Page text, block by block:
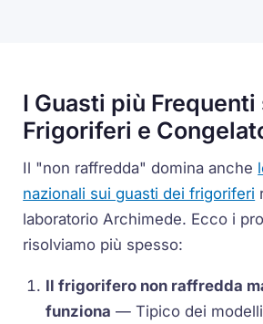
I Guasti più Frequenti
Frigoriferi e
Il "non raffredda" domina anche
nazionali sui guasti dei frigoriferi
laboratorio Archimede. Ecco i
risolviamo più spesso:
Il frigorifero non raffredda
funziona — Tipico dei